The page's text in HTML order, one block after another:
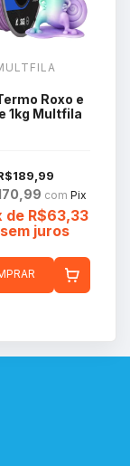
Roxo e
1kg Multfila
com Pix
de R$63,33
sem juros